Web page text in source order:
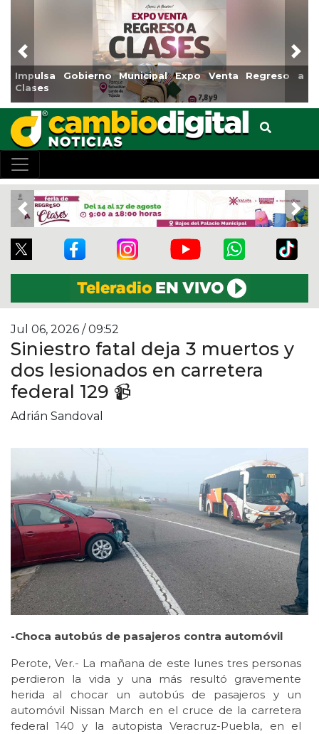
a
Reabrirá Coatzacoalcos la Alberca
Centro
Previous
Previous
Jul 06, 2026 / 09:52
Siniestro fatal deja 3 muertos y
dos lesionados en carretera
federal 129 📹
Adrián Sandoval
-Choca autobús de pasajeros contra automóvil
Perote, Ver.- La mañana de este lunes tres personas
perdieron la vida y una más resultó gravemente
herida al chocar un autobús de pasajeros y un
automóvil Nissan March en el cruce de la carretera
federal 140 y la autopista Veracruz-Puebla, en el